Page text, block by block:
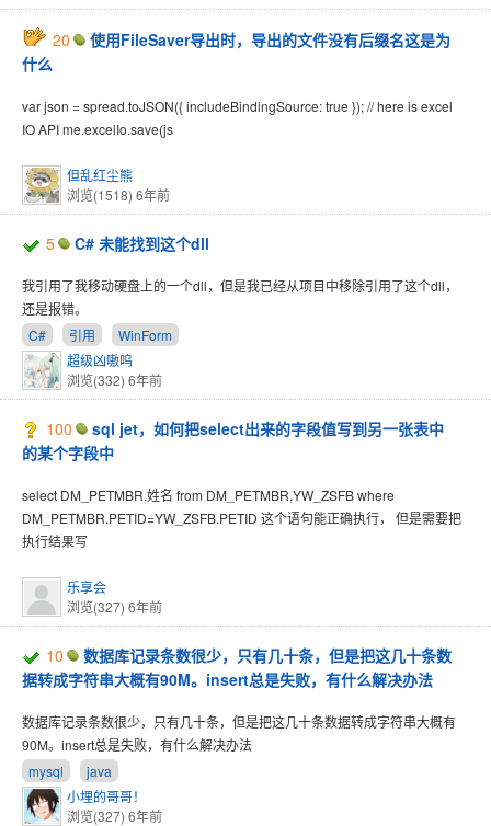
20
使用FileSaver导出时，导出的文件没有后缀名这是为
什么
var json = spread.toJSON({ includeBindingSource: true }); // here is excel
IO API me.excelIo.save(js
但乱红尘熊
浏览(1518) 6年前
5 C# 未能找到这个dll
我引用了我移动硬盘上的一个dll，但是我已经从项目中移除引用了这个dll，
还是报错。
C#
引用
WinForm
超级凶嗷呜
浏览(332) 6年前
100
sql jet，如何把select出来的字段值写到另一张表中
的某个字段中
select DM_PETMBR.姓名 from DM_PETMBR,YW_ZSFB where
DM_PETMBR.PETID=YW_ZSFB.PETID 这个语句能正确执行， 但是需要把
执行结果写
乐享会
浏览(327) 6年前
10
数据库记录条数很少，只有几十条，但是把这几十条数
据转成字符串大概有90M。insert总是失败，有什么解决办法
数据库记录条数很少，只有几十条，但是把这几十条数据转成字符串大概有
90M。insert总是失败，有什么解决办法
mysql
java
小埋的哥哥！
浏览(327) 6年前